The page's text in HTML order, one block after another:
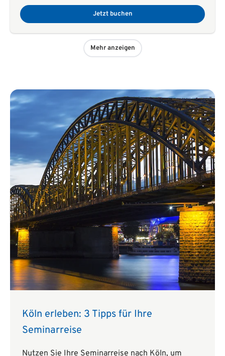
Jetzt buchen
Mehr anzeigen
Köln erleben: 3 Tipps für Ihre
Seminarreise
Nutzen Sie Ihre Seminarreise nach Köln, um